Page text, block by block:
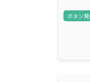
ボタン